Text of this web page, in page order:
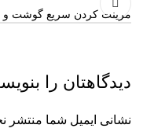
مرینت کردن سریع گوشت و
دیدگاهتان را
نشانی ایمیل شما منتشر